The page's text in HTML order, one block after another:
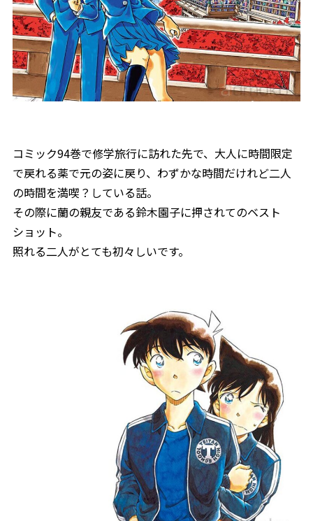
コミック94巻で修学旅行に訪れた先で、大人に時間限定
で戻れる薬で元の姿に戻り、わずかな時間だけれど二人
の時間を満喫？している話。
その際に蘭の親友である鈴木園子に押されてのベスト
ショット。
照れる二人がとても初々しいです。